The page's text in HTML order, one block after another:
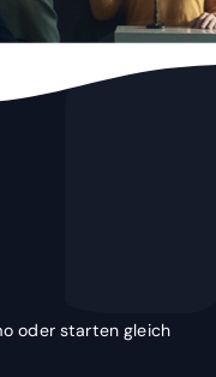
oder starten gleich